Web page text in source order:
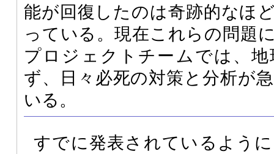
能が回復したのは奇跡的なほ
っている。現在これらの問題
プロジェクトチームでは、
ず、日々必死の対策と分析が
いる。
すでに発表されているよう